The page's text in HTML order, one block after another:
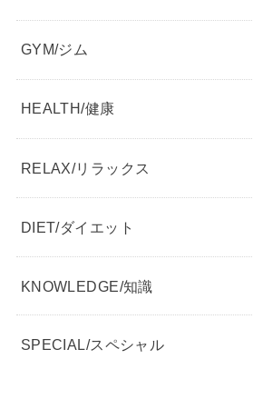
GYM/ジム
HEALTH/健康
RELAX/リラックス
DIET/ダイエット
KNOWLEDGE/知識
SPECIAL/スペシャル